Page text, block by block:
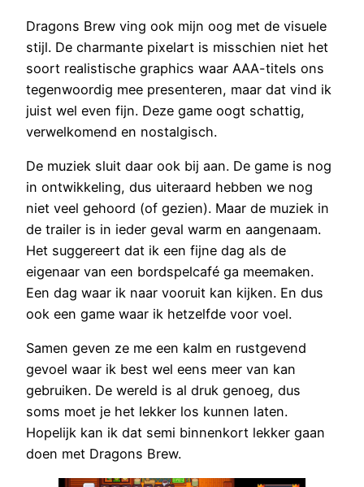
Dragons Brew ving ook mijn oog met de visuele
stijl. De charmante pixelart is misschien niet het
soort realistische graphics waar AAA-titels ons
tegenwoordig mee presenteren, maar dat vind ik
juist wel even fijn. Deze game oogt schattig,
verwelkomend en nostalgisch.
De muziek sluit daar ook bij aan. De game is nog
in ontwikkeling, dus uiteraard hebben we nog
niet veel gehoord (of gezien). Maar de muziek in
de trailer is in ieder geval warm en aangenaam.
Het suggereert dat ik een fijne dag als de
eigenaar van een bordspelcafé ga meemaken.
Een dag waar ik naar vooruit kan kijken. En dus
ook een game waar ik hetzelfde voor voel.
Samen geven ze me een kalm en rustgevend
gevoel waar ik best wel eens meer van kan
gebruiken. De wereld is al druk genoeg, dus
soms moet je het lekker los kunnen laten.
Hopelijk kan ik dat semi binnenkort lekker gaan
doen met Dragons Brew.